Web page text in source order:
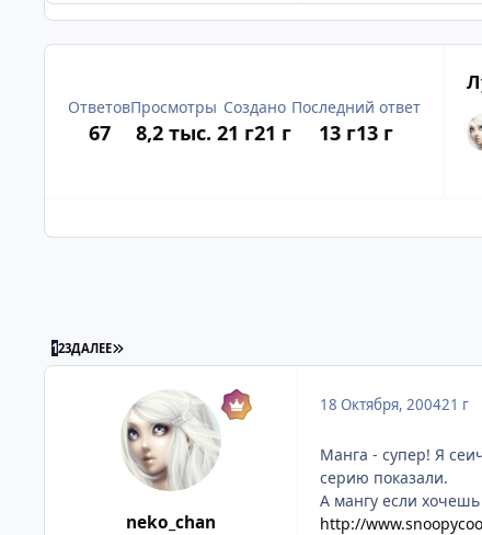
Ответов
67
Просмотры
8,2 тыс.
Создано
21 г21 г
Последний ответ
13 г13 г
123ДАЛЕЕ ПОСЛЕДНЯЯ СТРАНИЦА
neko_chan
18 Октября, 200421 г
Манга - супер! Я
серию показали.
А мангу если
http://